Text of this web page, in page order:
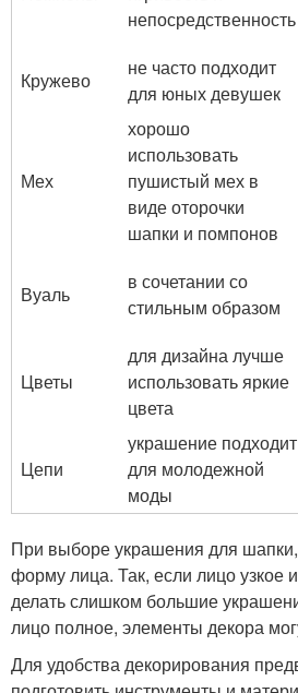
непосредственность
Кружево
не часто подходит
для юных девушек
Мех
хорошо
использовать
пушистый мех в
виде оторочки
шапки и помпонов
Вуаль
в сочетании со
стильным образом
Цветы
для дизайна лучше
использовать яркие
цвета
Цепи
украшение подходит
для молодежной
моды
При выборе украшения для
форму лица. Так, если лицо узкое
делать слишком большие
лицо полное, элементы декора
Для удобства декорирования